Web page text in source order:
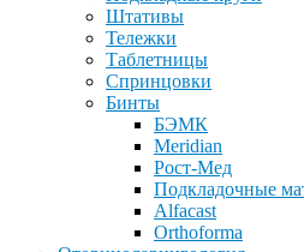
Штативы
Тележки
Таблетницы
Спринцовки
Бинты
БЭМК
Meridian
Рост-Мед
Подкладочные
Alfacast
Orthoforma